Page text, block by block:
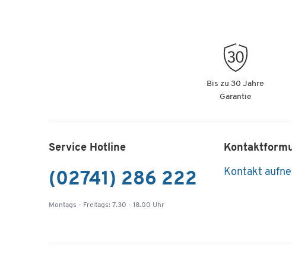
Bis zu 30 Jahre
Garantie
Service Hotline
(02741) 286 222
Montags - Freitags: 7.30 - 18.00 Uhr
Kontakt